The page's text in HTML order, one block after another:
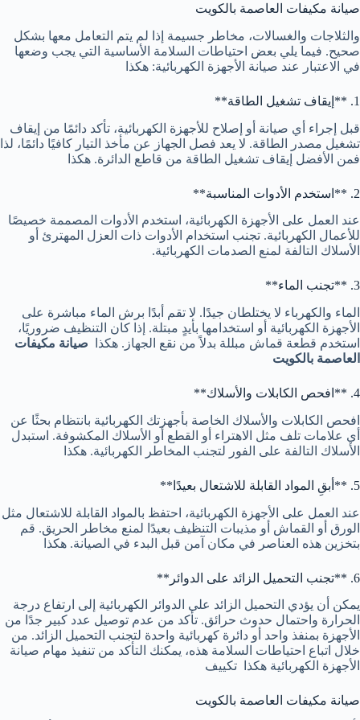
صيانة مكيفات العاصمة بالكويت
والثلاجات والغسالات، مخاطر جسيمة إذا لم يتم التعامل معها بشكل
صحيح. فيما يلي بعض احتياطات السلامة الأساسية التي يجب وضعها
في الاعتبار عند صيانة الأجهزة الكهربائية: هكذا
1. **إيقاف تشغيل الطاقة**
قبل إجراء أي صيانة أو إصلاح للأجهزة الكهربائية، تأكد دائمًا من إيقاف
تشغيل مصدر الطاقة. لا يعد فصل الجهاز عن مأخذ التيار كافيًا دائمًا، لذا
فمن الأفضل إيقاف تشغيل الطاقة من قاطع الدائرة. هكذا
2. **استخدم الأدوات المناسبة**
عند العمل على الأجهزة الكهربائية، استخدم الأدوات المصممة خصيصًا
للأعمال الكهربائية. تجنب استخدام الأدوات ذات العزل المهترئ أو
الأسلاك التالفة لمنع الصدمات الكهربائية.
3. **تجنب الماء**
الماء والكهرباء لا يختلطان جيدًا. لا تقم أبدًا برش الماء مباشرة على
الأجهزة الكهربائية أو استخدامها بأيدٍ مبتلة. إذا كان التنظيف ضروريًا،
استخدم قطعة قماش مبللة بدلاً من نقع الجهاز. هكذا
صيانة مكيفات
العاصمة بالكويت
4. **افحص الكابلات والأسلاك**
افحص الكابلات والأسلاك الخاصة بأجهزتك الكهربائية بانتظام بحثًا عن
أي علامات تلف مثل الاهتراء أو القطع أو الأسلاك المكشوفة. استبدل
الأسلاك التالفة على الفور لتجنب المخاطر الكهربائية. هكذا
5. **أبقِ المواد القابلة للاشتعال بعيدًا**
عند العمل على الأجهزة الكهربائية، احتفظ بالمواد القابلة للاشتعال مثل
الورق أو القماش أو مذيبات التنظيف بعيدًا لمنع مخاطر الحريق. قم
بتخزين هذه العناصر في مكان آمن قبل البدء في الصيانة. هكذا
6. **تجنب التحميل الزائد على الدوائر**
يمكن أن يؤدي التحميل الزائد على الدوائر الكهربائية إلى ارتفاع درجة
الحرارة واحتمال حدوث حرائق. تأكد من عدم توصيل عدد كبير جدًا من
الأجهزة بمنفذ واحد أو دائرة كهربائية واحدة لتجنب التحميل الزائد. من
خلال اتباع احتياطات السلامة هذه، يمكنك التأكد من تنفيذ مهام صيانة
الأجهزة الكهربائية هكذا تكييف
صيانة مكيفات العاصمة بالكويت